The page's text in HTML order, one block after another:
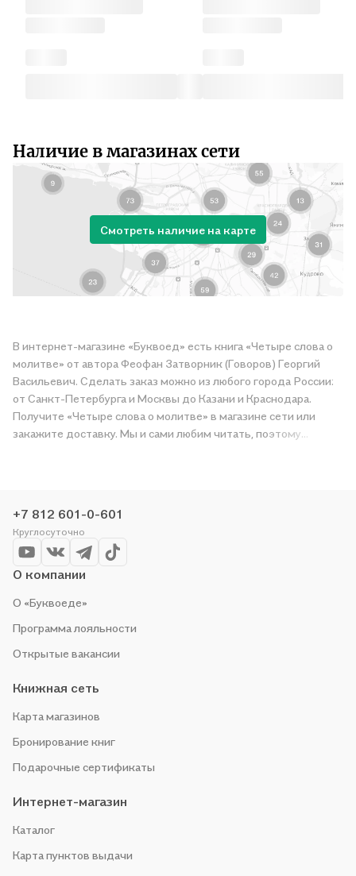
Наличие в магазинах сети
Смотреть наличие на карте
В интернет-магазине «Буквоед» есть книга «Четыре слова о
молитве» от автора Феофан Затворник (Говоров) Георгий
Васильевич. Сделать заказ можно из любого города России:
от Санкт-Петербурга и Москвы до Казани и Краснодара.
Получите «Четыре слова о молитве» в магазине сети или
закажите доставку. Мы и сами любим читать, поэтому
+7 812 601-0-601
Круглосуточно
О компании
О «Буквоеде»
Программа лояльности
Открытые вакансии
Книжная сеть
Карта магазинов
Бронирование книг
Подарочные сертификаты
Интернет-магазин
Каталог
Карта пунктов выдачи